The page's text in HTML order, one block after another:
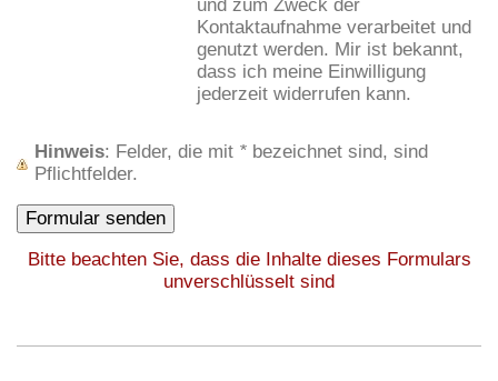
und zum Zweck der
Kontaktaufnahme verarbeitet und
genutzt werden. Mir ist bekannt,
dass ich meine Einwilligung
jederzeit widerrufen kann.
Hinweis : Felder, die mit * bezeichnet sind, sind
Pflichtfelder.
Bitte beachten Sie, dass die Inhalte dieses Formulars
unverschlüsselt sind